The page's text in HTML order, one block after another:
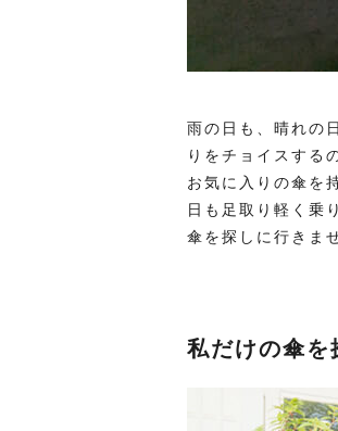
雨の日も、晴れの
りをチョイスする
お気に入りの傘を
日も足取り軽く乗
傘を探しに行きま
私だけの傘を